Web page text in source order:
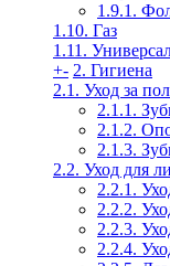
1.9.1.
1.10. Газ
1.11.
+- 2. Гигиена
2.1. Уход за
2.1.1.
2.1.2.
2.1.3.
2.2. Уход для
2.2.1.
2.2.2.
2.2.3.
2.2.4.